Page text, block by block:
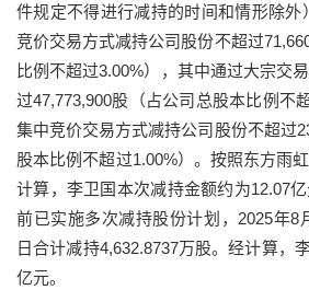
件规定不得进行减持的时间和情形除外
竞价交易方式减持公司股份不超过
比例不超过3.00%），其中通过大宗交
过47,773,900股（占公司总股本比例不
集中竞价交易方式减持公司股份不超过
股本比例不超过1.00%）。按照东方雨
计算，李卫国本次减持金额约为12.07
前已实施多次减持股份计划，2025年8
日合计减持4,632.8737万股。经计算，
亿元。